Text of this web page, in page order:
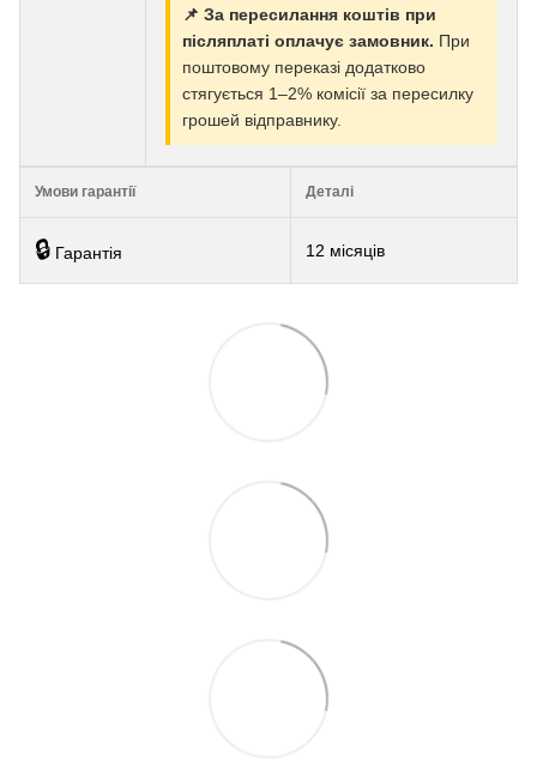
📌 За пересилання коштів при
післяплаті оплачує замовник. При
поштовому переказі додатково
стягується 1–2% комісії за пересилку
грошей відправнику.
Умови гарантії Деталі
🔒 Гарантія 12 місяців